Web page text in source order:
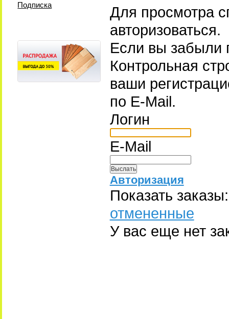
Подписка
Для просмотра
авторизоваться.
Если вы забыли
Контрольная
ваши
по E-Mail.
Логин
E-Mail
Авторизация
Показать заказы:
отмененные
У вас еще нет